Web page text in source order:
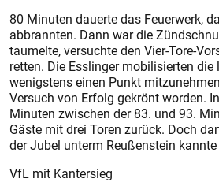
80 Minuten dauerte das Feuerwerk,
abbrannten. Dann war die
taumelte, versuchte den Vier-Tore-
retten. Die Esslinger mobilisierten die
wenigstens einen Punkt
Versuch von Erfolg gekrönt worden.
Minuten zwischen der 83. und 93.
Gäste mit drei Toren zurück. Doch
der Jubel unterm Reußenstein kannte
VfL mit Kantersieg